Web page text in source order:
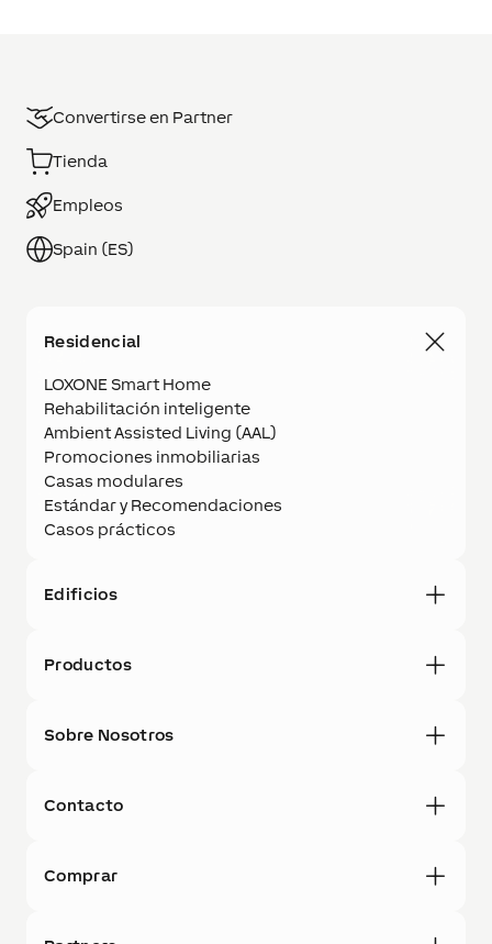
Convertirse en Partner
Tienda
Empleos
Spain (ES)
Residencial
LOXONE Smart Home
Rehabilitación inteligente
Ambient Assisted Living (AAL)
Promociones inmobiliarias
Casas modulares
Estándar y Recomendaciones
Casos prácticos
Edificios
Productos
Sobre Nosotros
Contacto
Comprar